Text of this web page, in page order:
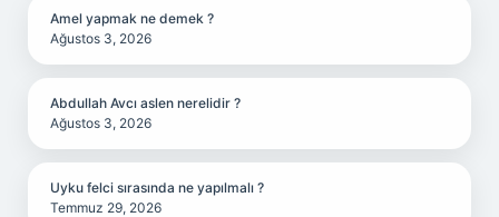
Amel yapmak ne demek ?
Ağustos 3, 2026
Abdullah Avcı aslen nerelidir ?
Ağustos 3, 2026
Uyku felci sırasında ne yapılmalı ?
Temmuz 29, 2026